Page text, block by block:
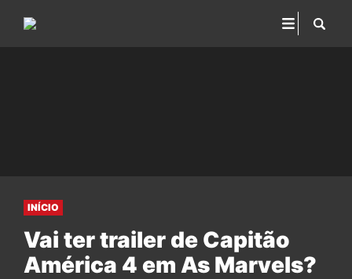
INÍCIO
Vai ter trailer de Capitão
América 4 em As Marvels?